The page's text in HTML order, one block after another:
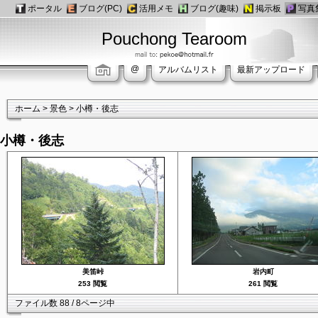
Pouchong Tearoom
@ アルバムリスト 最新アップロード
ホーム>景色>小樽・後志
小樽・後志
美笛峠
253 閲覧
岩内町
261 閲覧
ファイル数 88 / 8ページ中
ポータル ブログ(PC) 活用メモ ブログ(趣味) 掲示板 写真